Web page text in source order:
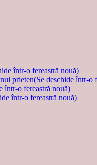
într-o fereastră nouă)
prieten(Se deschide într-o
într-o fereastră nouă)
într-o fereastră nouă)